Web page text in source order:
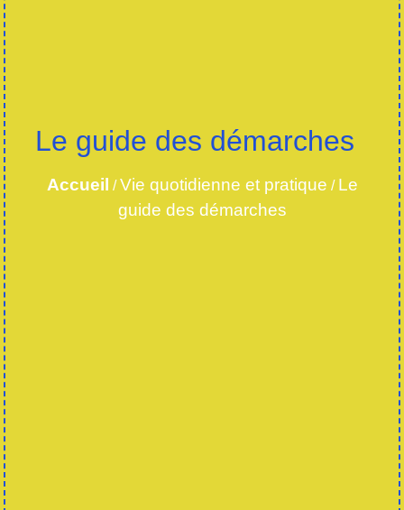
Le guide des démarches
Accueil /Vie quotidienne et pratique / Le
guide des démarches